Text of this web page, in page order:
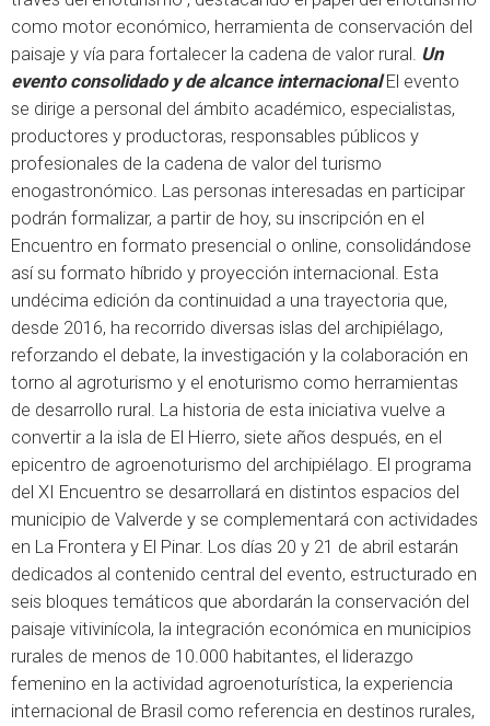
como motor económico, herramienta de conservación del
paisaje y vía para fortalecer la cadena de valor rural. Un
evento consolidado y de alcance internacionalEl evento
se dirige a personal del ámbito académico, especialistas,
productores y productoras, responsables públicos y
profesionales de la cadena de valor del turismo
enogastronómico. Las personas interesadas en participar
podrán formalizar, a partir de hoy, su inscripción en el
Encuentro en formato presencial o online, consolidándose
así su formato híbrido y proyección internacional. Esta
undécima edición da continuidad a una trayectoria que,
desde 2016, ha recorrido diversas islas del archipiélago,
reforzando el debate, la investigación y la colaboración en
torno al agroturismo y el enoturismo como herramientas
de desarrollo rural. La historia de esta iniciativa vuelve a
convertir a la isla de El Hierro, siete años después, en el
epicentro de agroenoturismo del archipiélago. El programa
del XI Encuentro se desarrollará en distintos espacios del
municipio de Valverde y se complementará con actividades
en La Frontera y El Pinar. Los días 20 y 21 de abril estarán
dedicados al contenido central del evento, estructurado en
seis bloques temáticos que abordarán la conservación del
paisaje vitivinícola, la integración económica en municipios
rurales de menos de 10.000 habitantes, el liderazgo
femenino en la actividad agroenoturística, la experiencia
internacional de Brasil como referencia en destinos rurales,